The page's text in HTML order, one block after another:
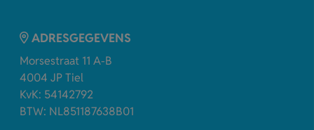
ADRESGEGEVENS
Morsestraat 11 A-B
4004 JP Tiel
KvK: 54142792
BTW: NL851187638B01